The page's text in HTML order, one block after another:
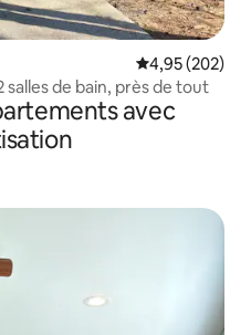
Évaluation
4,95 (202)
salles de bain, près de tout
avec